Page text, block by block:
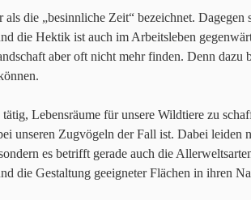
die „besinnliche Zeit“ bezeichnet.
die Hektik ist auch im Arbeitsleben
aber oft nicht mehr finden. Denn dazu
Lebensräume für unsere Wildtiere zu
unseren Zugvögeln der Fall ist. Dabei leiden
es betrifft gerade auch die
die Gestaltung geeigneter Flächen in ihren